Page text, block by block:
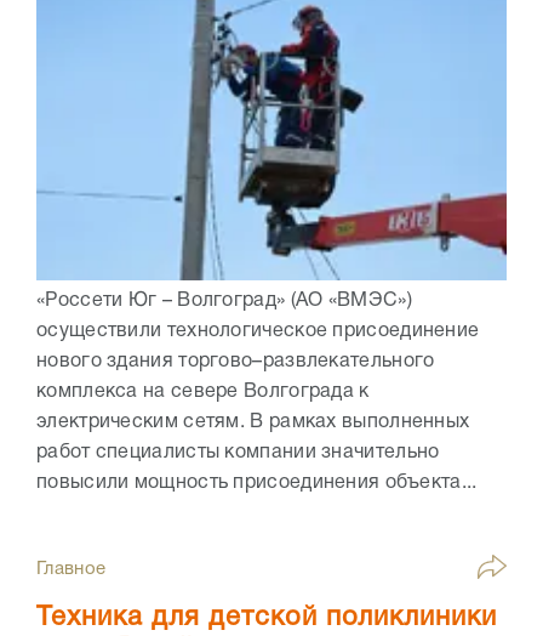
«Россети Юг – Волгоград» (АО «ВМЭС»)
осуществили технологическое присоединение
нового здания торгово–развлекательного
комплекса на севере Волгограда к
электрическим сетям. В рамках выполненных
работ специалисты компании значительно
повысили мощность присоединения объекта...
Главное
Техника для детской поликлиники